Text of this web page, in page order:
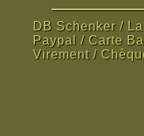
DB Schenker /
Paypal / Carte
Virement /